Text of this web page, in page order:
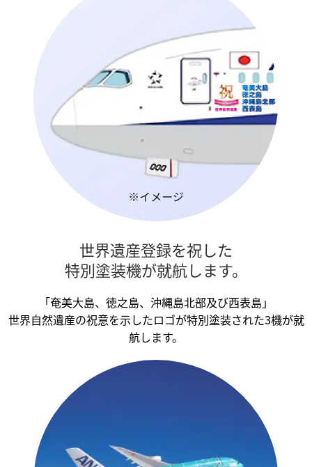
世界遺産登録を祝した
特別塗装機が就航します。
「奄美大島、徳之島、沖縄島北部及び西表島」
世界自然遺産の祝意を示したロゴが特別塗装された3機が就
航します。